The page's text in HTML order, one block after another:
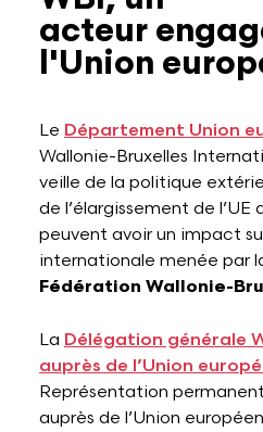
acteur
l'Union
Le Département Union
Wallonie-Bruxelles
veille de la politique
de l’élargissement de l’UE
peuvent avoir un impact
internationale menée par
Fédération Wallonie-
La Délégation générale
auprès de l’Union
Représentation
auprès de l’Union